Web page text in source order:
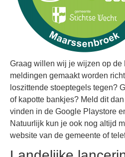
Graag willen wij je wijzen op de
meldingen gemaakt worden
loszittende stoeptegels tegen?
of kapotte bankjes? Meld dit
vinden in de Google Playstore
Natuurlijk kun je ook nog altijd
website van de gemeente of